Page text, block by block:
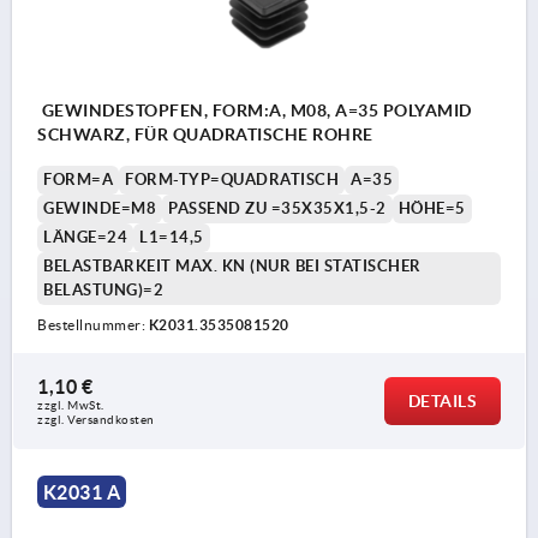
GEWINDESTOPFEN, FORM:A, M08, A=35 POLYAMID
SCHWARZ, FÜR QUADRATISCHE ROHRE
FORM=A FORM-TYP=QUADRATISCH
A=35
GEWINDE=M8
PASSEND ZU =35X35X1,5-2
HÖHE=5
LÄNGE=24
L1=14,5
BELASTBARKEIT MAX. KN (NUR BEI STATISCHER
BELASTUNG)=2
Bestellnummer: K2031.3535081520
1,10 €
zzgl. MwSt.
zzgl. Versandkosten
DETAILS
K2031 A